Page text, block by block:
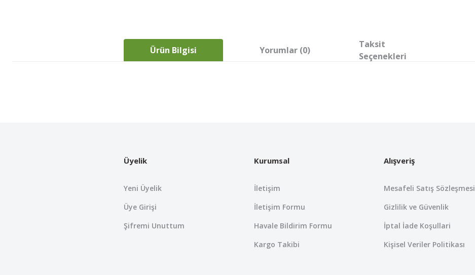
Ürün Bilgisi Yorumlar (0)
Taksit
Seçenekleri
Ürün bilgilerinde hatalar bulunuyor.
Bu ürüne benzer farklı alternatifler olmalı.
Üyelik
Yeni Üyelik
Üye Girişi
Şifremi Unuttum
Kurumsal
İletişim
İletişim Formu
Havale Bildirim Formu
Kargo Takibi
Alışveriş
Mesafeli Satış Sözleşmesi
Gizlilik ve Güvenlik
İptal İade Koşullari
Kişisel Veriler Politikası